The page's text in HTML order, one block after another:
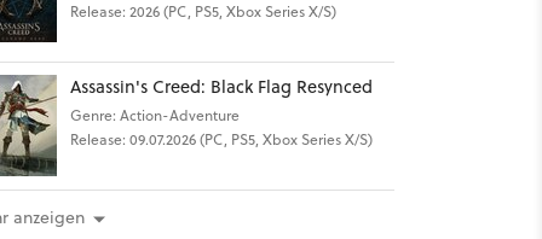
Release: 2026 (PC, PS5, Xbox Series X/S)
Assassin's Creed: Black Flag Resynced
Genre: Action-Adventure
Release: 09.07.2026 (PC, PS5, Xbox Series X/S)
anzeigen